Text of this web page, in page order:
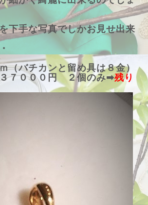
下手な写真でしかお見せ出来
チカンと留め具は８金）
０円 ２個のみ➡残り